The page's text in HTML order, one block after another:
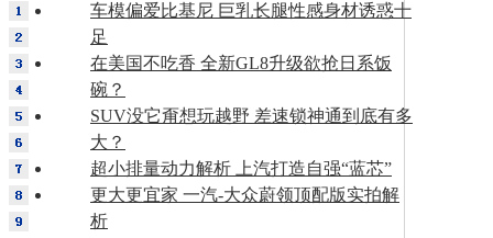
车模偏爱比基尼 巨乳长腿性感身材诱惑十
足
在美国不吃香 全新GL8升级欲抢日系饭
碗？
SUV没它甭想玩越野 差速锁神通到底有多
大？
超小排量动力解析 上汽打造自强“蓝芯”
更大更宜家 一汽-大众蔚领顶配版实拍解
析